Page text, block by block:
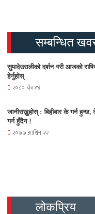
सम्बन्धित
सुपादेउरालीको दर्शन गरी आजको
हेर्नुहोस्
२०८० चैत्र १४
जानीराख्नुहोस् : बिहीबार के गर्न हुन्छ,
गर्न हुँदैन !
२०७७ आश्विन २२
लोकप्रिय